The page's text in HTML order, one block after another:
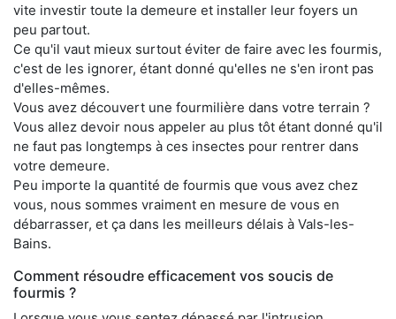
vite investir toute la demeure et installer leur foyers un
peu partout.
Ce qu'il vaut mieux surtout éviter de faire avec les fourmis,
c'est de les ignorer, étant donné qu'elles ne s'en iront pas
d'elles-mêmes.
Vous avez découvert une fourmilière dans votre terrain ?
Vous allez devoir nous appeler au plus tôt étant donné qu'il
ne faut pas longtemps à ces insectes pour rentrer dans
votre demeure.
Peu importe la quantité de fourmis que vous avez chez
vous, nous sommes vraiment en mesure de vous en
débarrasser, et ça dans les meilleurs délais à Vals-les-
Bains.
Comment résoudre efficacement vos soucis de
fourmis ?